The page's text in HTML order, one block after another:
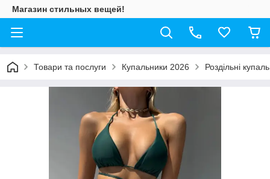
Магазин стильных вещей!
Товари та послуги Купальники 2026 Роздільні